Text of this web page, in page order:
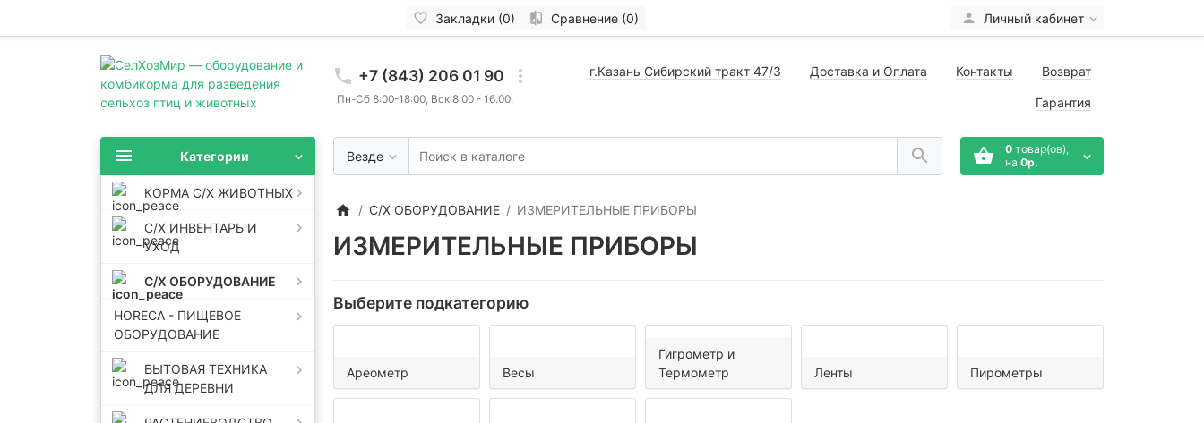
Закладки (0) Сравнение (0) Личный кабинет
+7 (843) 206 01 90
Пн-Сб 8:00-18:00, Вск 8:00 - 16.00.
г.Казань Сибирский тракт 47/3 Доставка и Оплата Контакты Возврат
Гарантия
Везде 0 товар(ов),
на 0р.
Категории
КОРМА С/Х ЖИВОТНЫХ
С/Х ИНВЕНТАРЬ И
УХОД
С/Х ОБОРУДОВАНИЕ
HORECA - ПИЩЕВОЕ
ОБОРУДОВАНИЕ
БЫТОВАЯ ТЕХНИКА
ДЛЯ ДЕРЕВНИ
Параметры
Цена
Производитель
С/Х ОБОРУДОВАНИЕ ИЗМЕРИТЕЛЬНЫЕ ПРИБОРЫ
ИЗМЕРИТЕЛЬНЫЕ ПРИБОРЫ
Выберите подкатегорию
Ареометр Весы
Гигрометр и
Термометр
Ленты Пирометры